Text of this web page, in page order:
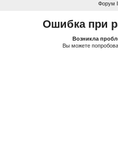
Форум
Ошибка при
Возникла
Вы можете